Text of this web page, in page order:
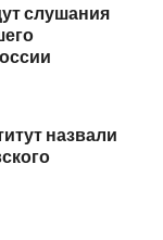
слушания
назвали